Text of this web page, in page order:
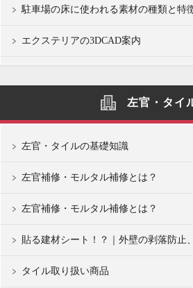
駐車場の床に使われる素材の種類と特
エクステリアの3DCAD案内
左官・タイ
左官・タイルの基礎知識
左官補修・モルタル補修とは？
左官補修・モルタル補修とは？
貼る建材シート！？｜外壁の剥落防止
タイル取り扱い商品